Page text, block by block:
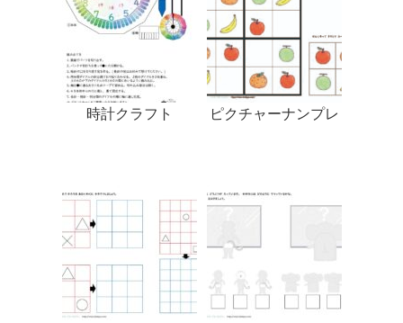
時計クラフト ピクチャーナンプレ